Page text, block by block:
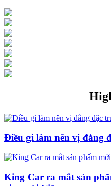
Điều gì làm nên vị đắng
King Car ra mắt sản